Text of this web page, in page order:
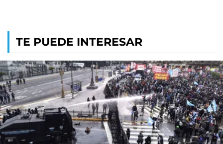
TE PUEDE INTERESAR